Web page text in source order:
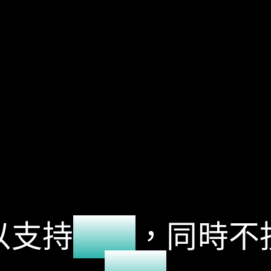
支持創新，同時不